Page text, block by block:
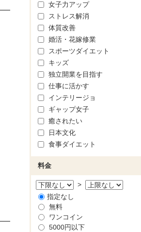
女子力アップ
ストレス解消
体質改善
婚活・花嫁修業
スポーツダイエット
キッズ
独立開業を目指す
仕事に活かす
インテリージョ
ギャップ女子
癒されたい
日本文化
食事ダイエット
料金
>
指定なし
無料
ワンコイン
5000円以下